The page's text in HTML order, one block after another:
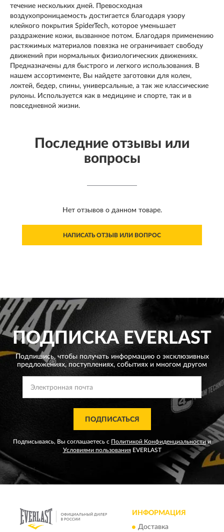
течение нескольких дней. Превосходная
воздухопроницаемость достигается благодаря узору
клейкого покрытия SpiderTech, которое уменьшает
раздражение кожи, вызванное потом. Благодаря применению
растяжимых материалов повязка не ограничивает свободу
движений при нормальных физиологических движениях.
Предназначены для быстрого и легкого использования. В
нашем ассортименте, Вы найдете заготовки для колен,
локтей, бедер, спины, универсальные, а так же классические
рулоны. Используется как в медицине и спорте, так и в
повседневной жизни.
Последние отзывы или
вопросы
Нет отзывов о данном товаре.
НАПИСАТЬ ОТЗЫВ ИЛИ ВОПРОС
ПОДПИСКАEVERLAST
Подпишись, чтобы получать информацию о эксклюзивных
предложениях, поступлениях, событиях и многом другом
ПОДПИСАТЬСЯ
Подписываясь, Вы соглашаетесь с Политикой Конфиденциальности и
Условиями пользованияEVERLAST
ИНФОРМАЦИЯ
Доставка